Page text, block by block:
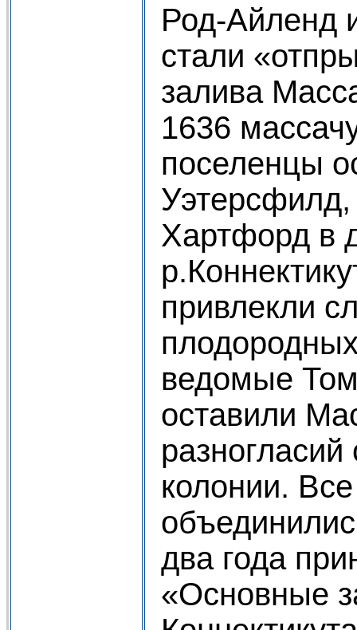
Род-Айленд
стали
залива
1636
поселенцы
Хартфорд в
привлекли
ведомые
оставили
колонии.
два года
«Основные